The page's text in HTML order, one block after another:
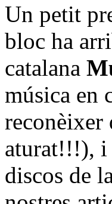
Un petit
bloc ha
catalana
música en
reconèixer
aturat!!!), i
discos de